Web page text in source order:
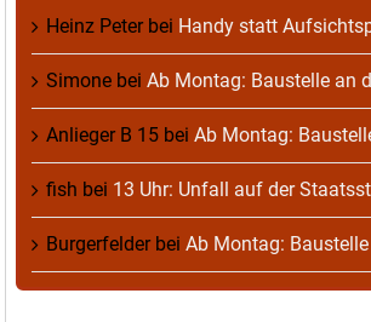
Heinz Peterbei Handy statt
Simone bei Ab Montag: Baustelle an
Anlieger B 15 bei Ab Montag:
fish bei 13 Uhr: Unfall auf der
Burgerfelderbei Ab Montag: